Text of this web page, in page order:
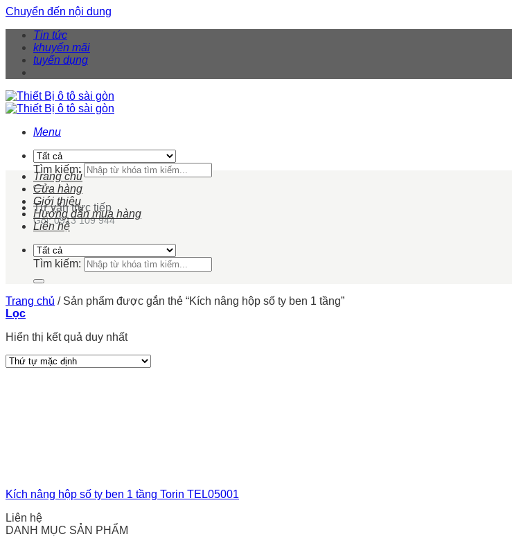
Chuyển đến nội dung
Tin tức
khuyến mãi
tuyển dụng
Menu
Tìm kiếm:
Tư vấn trực tiếp
Gọi: 0913 109 944
Trang chủ
Cửa hàng
Giới thiệu
Hướng dẫn mua hàng
Liên hệ
Tìm kiếm:
Trang chủ /Sản phẩm được gắn thẻ “Kích nâng hộp số ty ben 1 tầng”
Lọc
Hiển thị kết quả duy nhất
Kích nâng hộp số ty ben 1 tầng Torin TEL05001
Liên hệ
DANH MỤC SẢN PHẨM